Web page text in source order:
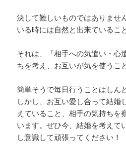
決して難しいものではありませ
いる時には自然と出来ているこ
それは、「相手への気遣い・心
ちを考え、お互いが気を使うこ
簡単そうで毎日行うことはしん
しかし、お互い愛し合って結婚
えていること、相手の気持ちを
います。ぜひ今、結婚を考えて
し意識して頑張ってください！